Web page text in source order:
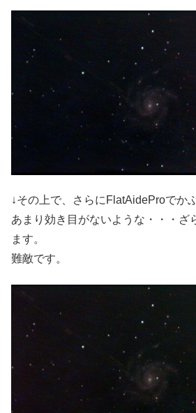
↓その上で、さらにFlatAideProでか
あまり効き目がないような・・・ざ
ます。
難敵です。